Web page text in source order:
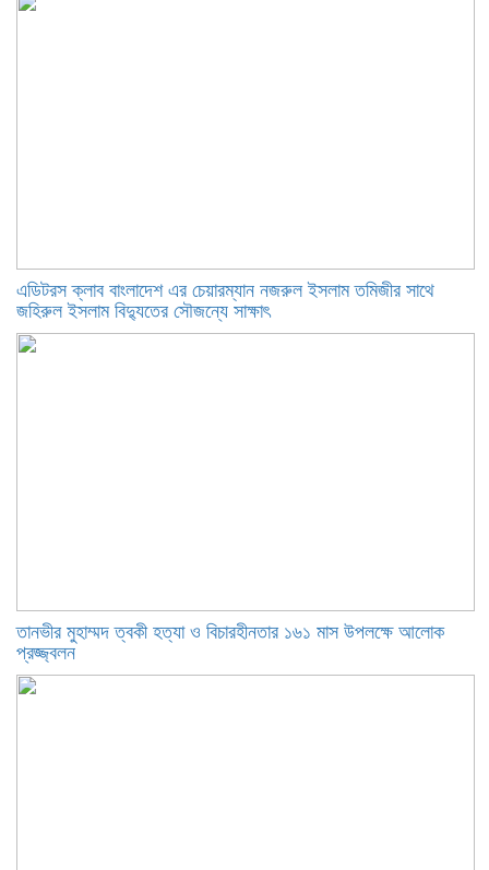
এডিটরস ক্লাব বাংলাদেশ এর চেয়ারম্যান নজরুল ইসলাম তমিজীর সাথে
জহিরুল ইসলাম বিদ্যুতের সৌজন্যে সাক্ষাৎ
তানভীর মুহাম্মদ ত্বকী হত্যা ও বিচারহীনতার ১৬১ মাস উপলক্ষে আলোক
প্রজ্জ্বলন